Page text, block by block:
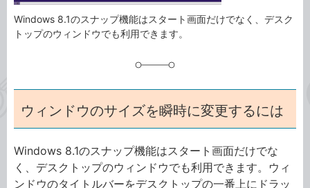
Windows 8.1のスナップ機能はスタート画面だけでなく、デスク
トップのウィンドウでも利用できます。
ウィンドウのサイズを瞬時に変更するには
Windows 8.1のスナップ機能はスタート画面だけでな
く、デスクトップのウィンドウでも利用できます。ウィ
ンドウのタイトルバーをデスクトップの一番上にドラッ